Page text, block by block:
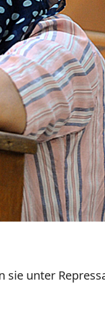
unter